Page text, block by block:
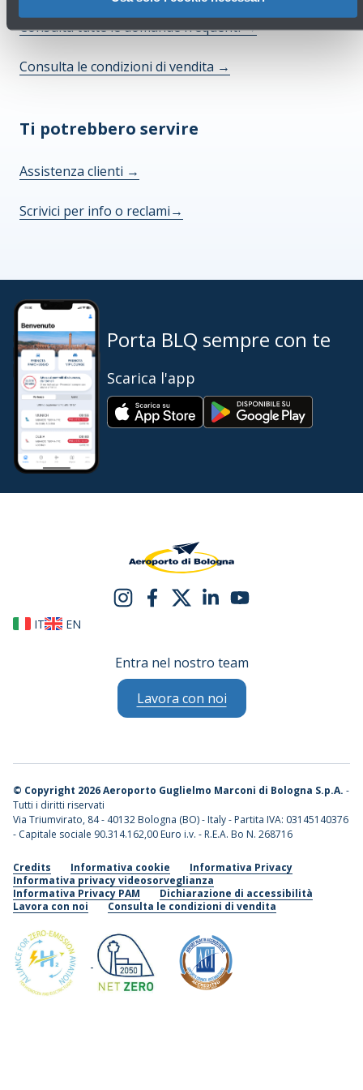
Consulta tutte le domande frequenti→
Consulta le condizioni di vendita →
Ti potrebbero servire
Assistenza clienti →
Scrivici per info o reclami→
Porta BLQ sempre con te
Scarica l'app
IT EN
Entra nel nostro team
Lavora con noi
© Copyright 2026 Aeroporto Guglielmo Marconi di Bologna S.p.A. -
Tutti i diritti riservati
Via Triumvirato, 84 - 40132 Bologna (BO) - Italy - Partita IVA: 03145140376
- Capitale sociale 90.314.162,00 Euro i.v. - R.E.A. Bo N. 268716
Credits Informativa cookie
Informativa Privacy
Informativa privacy videosorveglianza
Informativa Privacy PAM
Dichiarazione di accessibilità
Lavora con noi
Consulta le condizioni di vendita